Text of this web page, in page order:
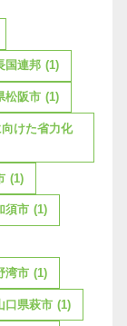
国連邦 (1)
松阪市 (1)
けた省力化
(1)
須市 (1)
湾市 (1)
口県萩市 (1)